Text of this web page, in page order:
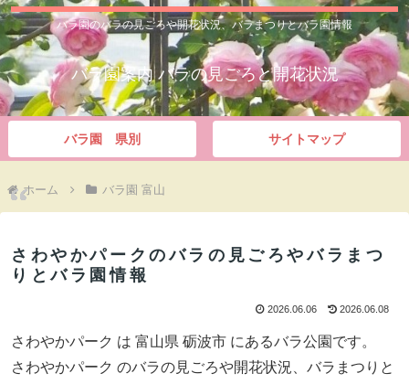
バラ園のバラの見ごろや開花状況、バラまつりとバラ園情報
バラ園案内 バラの見ごろと開花状況
バラ園 県別 サイトマップ
ホーム バラ園 富山
さわやかパークのバラの見ごろやバラまつ
りとバラ園情報
2026.06.06 2026.06.08
さわやかパーク は 富山県 砺波市 にあるバラ公園です。
さわやかパーク のバラの見ごろや開花状況、バラまつりと